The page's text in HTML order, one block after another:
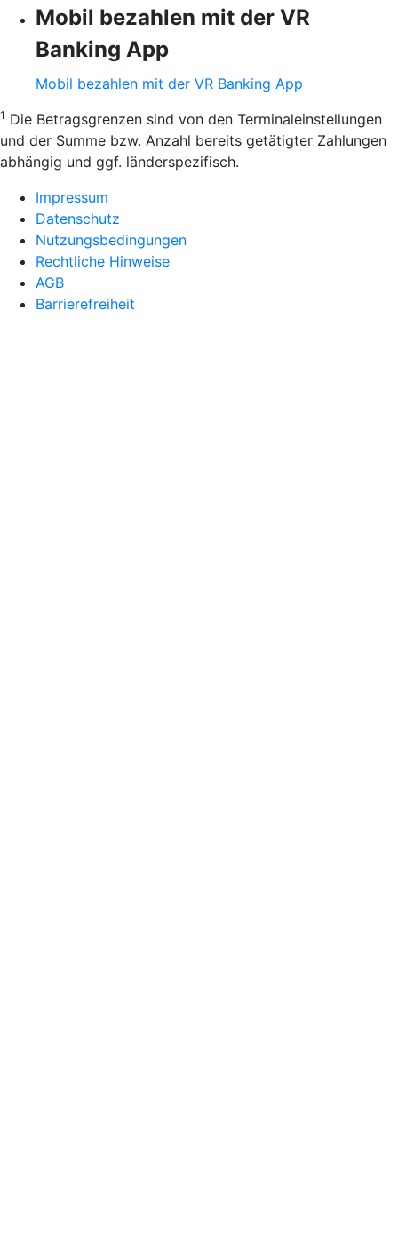
Mobil bezahlen mit der VR
Banking App
Mobil bezahlen mit der VR Banking App
1 Die Betragsgrenzen sind von den Terminaleinstellungen
und der Summe bzw. Anzahl bereits getätigter Zahlungen
abhängig und ggf. länderspezifisch.
Impressum
Datenschutz
Nutzungsbedingungen
Rechtliche Hinweise
AGB
Barrierefreiheit